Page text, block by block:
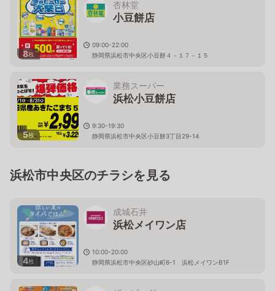
8枚
杏林堂
小豆餅店
09:00-22:00
静岡県浜松市中央区小豆餅４－１７－１５
5枚
業務スーパー
浜松小豆餅店
9:30-19:30
静岡県浜松市中央区小豆餅3丁目29-14
浜松市中央区のチラシを見る
4枚
成城石井
浜松メイワン店
10:00-20:00
静岡県浜松市中央区砂山町6-1 浜松メイワンB1F